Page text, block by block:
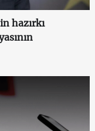
hazırkı